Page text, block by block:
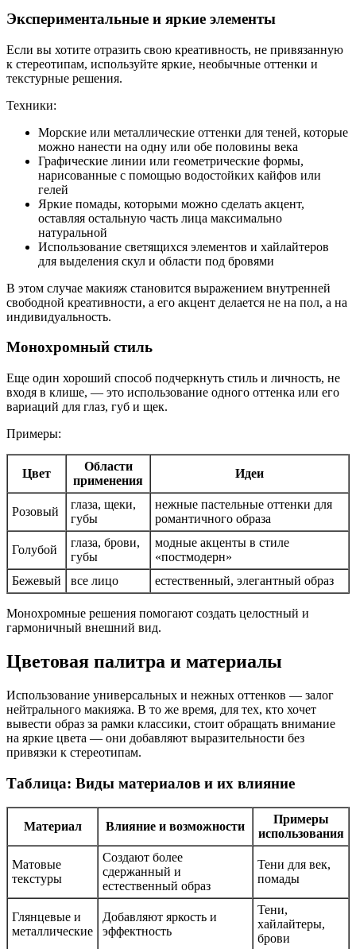
Экспериментальные и яркие элементы
Если вы хотите отразить свою креативность, не привязанную
к стереотипам, используйте яркие, необычные оттенки и
текстурные решения.
Техники:
Морские или металлические оттенки для теней, которые
можно нанести на одну или обе половины века
Графические линии или геометрические формы,
нарисованные с помощью водостойких кайфов или
гелей
Яркие помады, которыми можно сделать акцент,
оставляя остальную часть лица максимально
натуральной
Использование светящихся элементов и хайлайтеров
для выделения скул и области под бровями
В этом случае макияж становится выражением внутренней
свободной креативности, а его акцент делается не на пол, а на
индивидуальность.
Монохромный стиль
Еще один хороший способ подчеркнуть стиль и личность, не
входя в клише, — это использование одного оттенка или его
вариаций для глаз, губ и щек.
Примеры:
Цвет
Области
применения
Идеи
Розовый
глаза, щеки,
губы
нежные пастельные оттенки для
романтичного образа
Голубой
глаза, брови,
губы
модные акценты в стиле
«постмодерн»
Бежевый
все лицо естественный, элегантный образ
Монохромные решения помогают создать целостный и
гармоничный внешний вид.
Цветовая палитра и материалы
Использование универсальных и нежных оттенков — залог
нейтрального макияжа. В то же время, для тех, кто хочет
вывести образ за рамки классики, стоит обращать внимание
на яркие цвета — они добавляют выразительности без
привязки к стереотипам.
Таблица: Виды материалов и их влияние
Материал Влияние и возможности
Примеры
использования
Матовые
текстуры
Создают более
сдержанный и
естественный образ
Тени для век,
помады
Глянцевые и
металлические
Добавляют яркость и
эффектность
Тени,
хайлайтеры,
брови